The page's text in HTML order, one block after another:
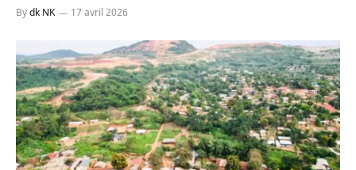
Bydk NK 17 avril 2026